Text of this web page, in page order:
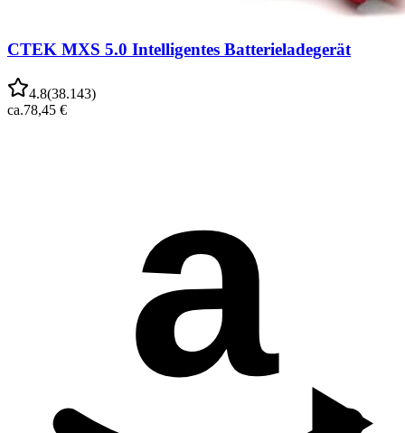
CTEK MXS 5.0 Intelligentes Batterieladegerät
4.8(38.143)
ca.78,45 €
a